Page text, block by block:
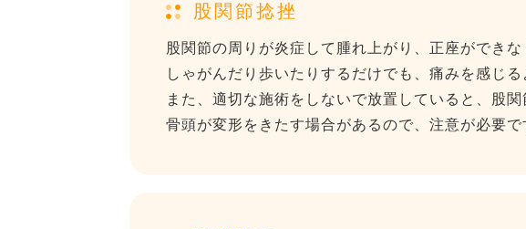
股関節捻挫
股関節の周りが炎症して腫れ上がり、正座ができ
しゃがんだり歩いたりするだけでも、痛みを感じる
また、適切な施術をしないで放置していると、股
骨頭が変形をきたす場合があるので、注意が必要で